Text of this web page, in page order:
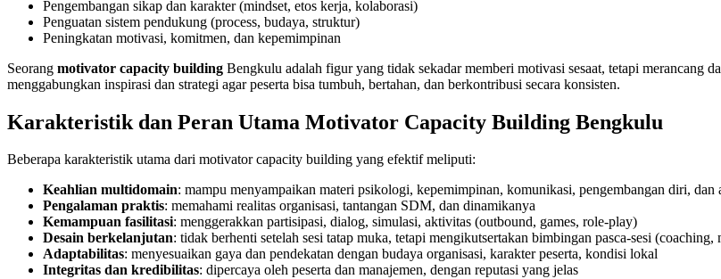
Pengembangan sikap dan karakter (mindset, etos kerja, kolaborasi)
Penguatan sistem pendukung (process, budaya, struktur)
Peningkatan motivasi, komitmen, dan kepemimpinan
Seorang motivator capacity building Bengkulu adalah figur yang tidak sekadar memberi motivasi sesaat, tetapi merancang
menggabungkan inspirasi dan strategi agar peserta bisa tumbuh, bertahan, dan berkontribusi secara konsisten.
Karakteristik dan Peran Utama Motivator Capacity Building Bengkulu
Beberapa karakteristik utama dari motivator capacity building yang efektif meliputi:
Keahlian multidomain: mampu menyampaikan materi psikologi, kepemimpinan, komunikasi, pengembangan diri, dan
Pengalaman praktis: memahami realitas organisasi, tantangan SDM, dan dinamikanya
Kemampuan fasilitasi: menggerakkan partisipasi, dialog, simulasi, aktivitas (outbound, games, role-play)
Desain berkelanjutan: tidak berhenti setelah sesi tatap muka, tetapi mengikutsertakan bimbingan pasca-sesi (coaching,
Adaptabilitas: menyesuaikan gaya dan pendekatan dengan budaya organisasi, karakter peserta, kondisi lokal
Integritas dan kredibilitas: dipercaya oleh peserta dan manajemen, dengan reputasi yang jelas